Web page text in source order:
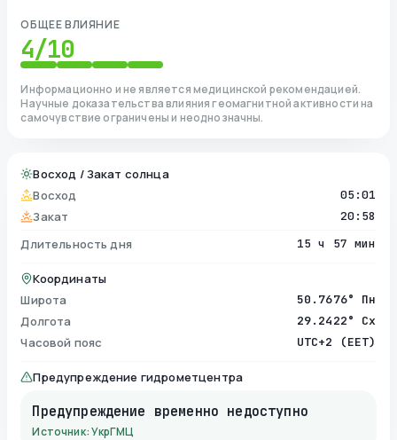
ОБЩЕЕ ВЛИЯНИЕ
4/10
Информационно и не является медицинской рекомендацией.
Научные доказательства влияния геомагнитной активности на
самочувствие ограничены и неоднозначны.
Восход / Закат солнца
Восход
05:01
Закат 20:58
Длительность дня 15 ч 57 мин
Координаты
Широта
50.7676° Пн
Долгота 29.2422° Сх
Часовой пояс UTC+2 (EET)
Предупреждение гидрометцентра
Предупреждение временно недоступно
Источник: УкрГМЦ